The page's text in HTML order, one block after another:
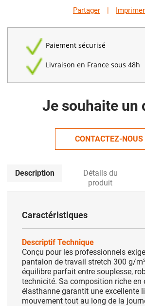
Partager | Imprimer
Paiement sécurisé
Livraison en France sous 48h
Je souhaite un
CONTACTEZ-NOUS
Description
Détails du
produit
Caractéristiques
Descriptif Technique
Conçu pour les professionnels
pantalon de travail stretch 300 g/
équilibre parfait entre souplesse,
technicité. Sa composition riche en
élasthanne garantit une excellente
mouvement tout au long de la